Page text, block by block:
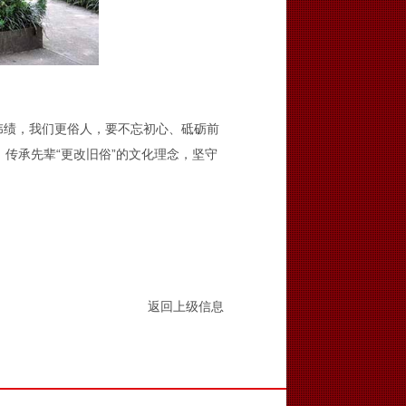
我们更俗人，要不忘初心、砥砺前
承先辈“更改旧俗”的文化理念，坚守
返回上级信息